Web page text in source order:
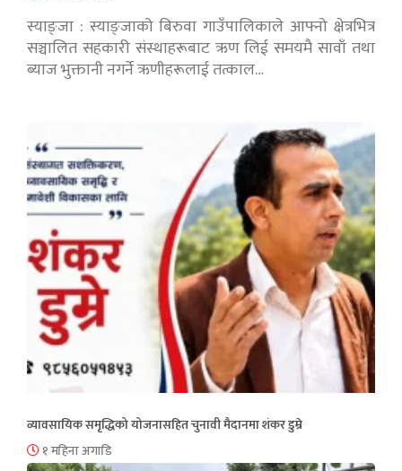
स्याङ्जा : स्याङ्जाको बिरुवा गाउँपालिकाले आफ्नो क्षेत्रभित्र
सञ्चालित सहकारी संस्थाहरूबाट ऋण लिई समयमै सावाँ तथा
ब्याज भुक्तानी नगर्ने ऋणीहरूलाई तत्काल…
व्यावसायिक समृद्धिको योजनासहित चुनावी मैदानमा शंकर डुम्रे
१ महिना अगाडि